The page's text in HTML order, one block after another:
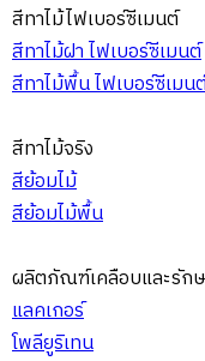
สีทาไม้ไฟเบอร์ซีเมนต์
สีทาไม้ฝา ไฟเบอร์ซีเมนต์
สีทาไม้พื้น ไฟเบอร์ซีเมน
สีทาไม้จริง
สีย้อมไม้
สีย้อมไม้พื้น
ผลิตภัณฑ์เคลือบและรักษ
แลคเกอร์
โพลียูริเทน